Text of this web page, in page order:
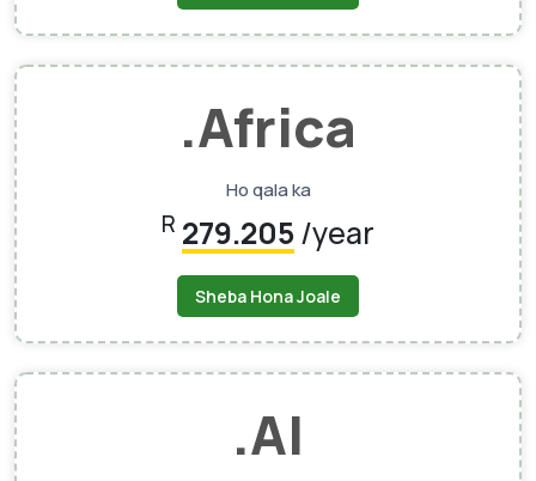
.africa
Ho qala ka
R 279.205/year
Sheba Hona Joale
.AI